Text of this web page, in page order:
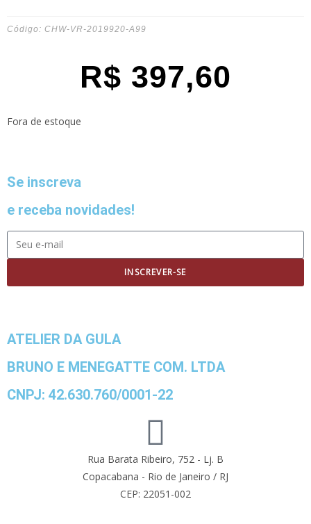
Código: CHW-VR-2019920-A99
R$ 397,60
Fora de estoque
Se inscreva
e receba novidades!
INSCREVER-SE
ATELIER DA GULA
BRUNO E MENEGATTE COM. LTDA
CNPJ: 42.630.760/0001-22
Rua Barata Ribeiro, 752 - Lj. B
Copacabana - Rio de Janeiro / RJ
CEP: 22051-002